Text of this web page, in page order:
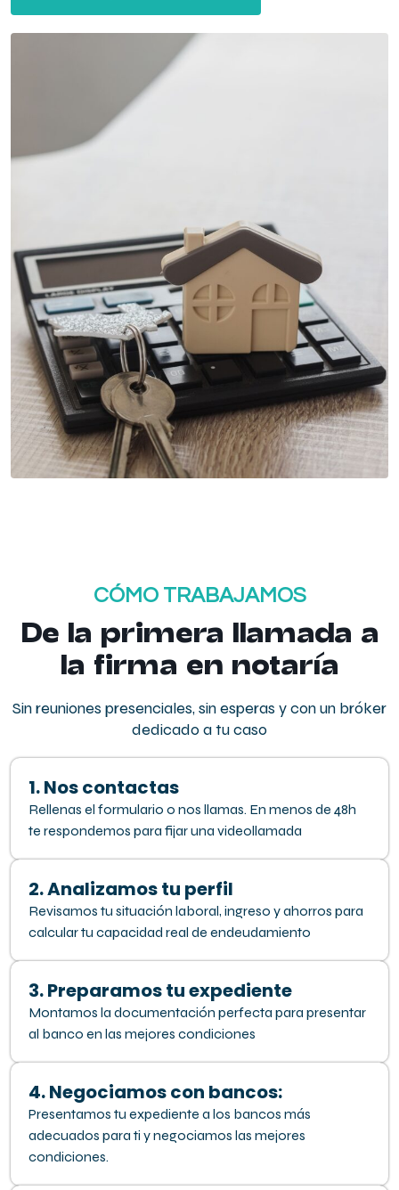
CÓMO TRABAJAMOS
De la primera llamada a
la firma en notaría
Sin reuniones presenciales, sin esperas y con un bróker
dedicado a tu caso
1. Nos contactas
Rellenas el formulario o nos llamas. En menos de 48h
te respondemos para fijar una videollamada
2. Analizamos tu perfil
Revisamos tu situación laboral, ingreso y ahorros para
calcular tu capacidad real de endeudamiento
3. Preparamos tu expediente
Montamos la documentación perfecta para presentar
al banco en las mejores condiciones
4. Negociamos con bancos:
Presentamos tu expediente a los bancos más
adecuados para ti y negociamos las mejores
condiciones.